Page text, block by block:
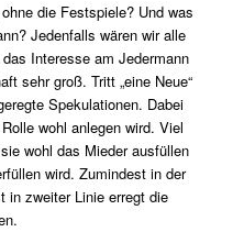
die Festspiele? Und was
Jedenfalls wären wir alle
Interesse am Jedermann
sehr groß. Tritt „eine Neue“
Spekulationen. Dabei
wohl anlegen wird. Viel
wohl das Mieder ausfüllen
wird. Zumindest in der
in zweiter Linie erregt die